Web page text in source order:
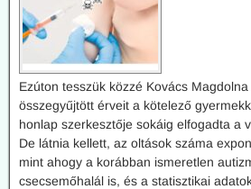
Ezúton tesszük közzé Kovács
összegyűjtött érveit a kötelező
honlap szerkesztője sokáig elfogadta a
De látnia kellett, az oltások száma
mint ahogy a korábban ismeretlen
csecsemőhalál is, és a statisztikai